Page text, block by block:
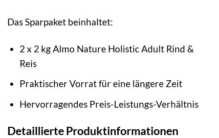
Das Sparpaket beinhaltet:
2 x 2 kg Almo Nature Holistic Adult Rind &
Reis
Praktischer Vorrat für eine längere Zeit
Hervorragendes Preis-Leistungs-Verhältnis
Detaillierte Produktinformationen